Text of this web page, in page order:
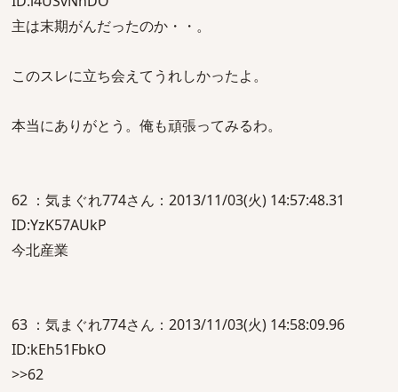
主は末期がんだったのか・・。
このスレに立ち会えてうれしかったよ。
本当にありがとう。俺も頑張ってみるわ。
62 ：気まぐれ774さん：2013/11/03(火) 14:57:48.31
ID:YzK57AUkP
今北産業
63 ：気まぐれ774さん：2013/11/03(火) 14:58:09.96
ID:kEh51FbkO
>>62